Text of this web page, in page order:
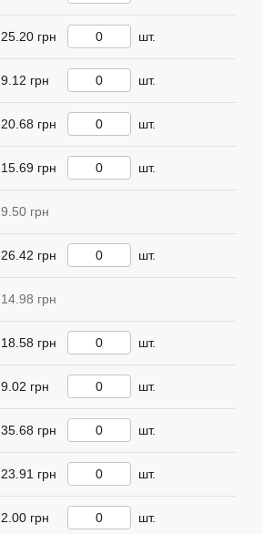
25.20 грн шт.
9.12 грн шт.
20.68 грн шт.
15.69 грн шт.
9.50 грн
26.42 грн шт.
14.98 грн
18.58 грн шт.
9.02 грн шт.
35.68 грн шт.
23.91 грн шт.
2.00 грн шт.